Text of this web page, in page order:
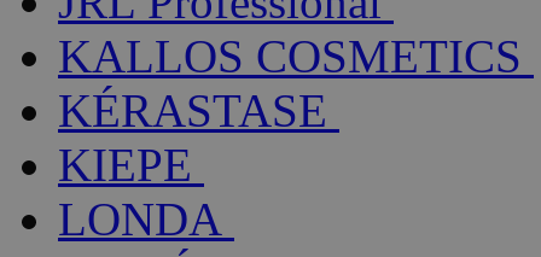
KALLOS COSMETICS
KÉRASTASE
KIEPE
LONDA